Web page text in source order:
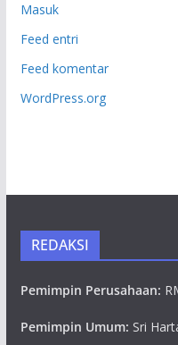
Masuk
Feed entri
Feed komentar
WordPress.org
REDAKSI
Pemimpin Perusahaan:
Pemimpin Umum: Sri